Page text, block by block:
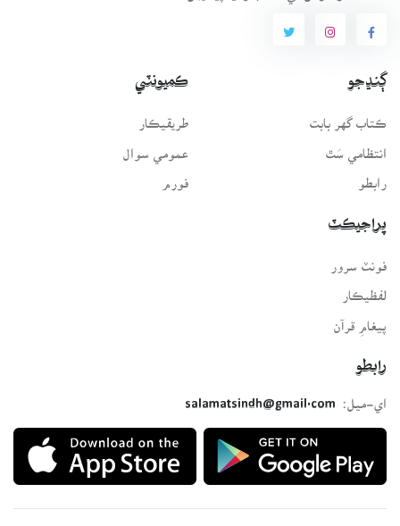
ڳنڍجو
ڪتاب گهر بابت
انتظامي سَٿ
رابطو
ڪميونٽي
طريقيڪار
عمومي سوال
فورم
پراجيڪٽ
لفظيڪار
پيغامِ قرآن
رابطو
اي-ميل:
salamatsindh@gmail.com